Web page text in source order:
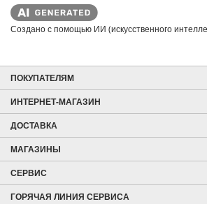
Создано с помощью ИИ (искусственного
ПОКУПАТЕЛЯМ
ИНТЕРНЕТ-МАГАЗИН
ДОСТАВКА
МАГАЗИНЫ
СЕРВИС
ГОРЯЧАЯ ЛИНИЯ СЕРВИСА